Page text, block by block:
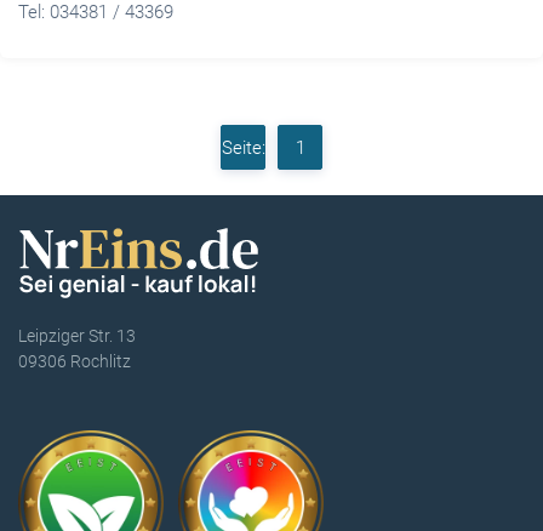
Tel: 034381 / 43369
Seite: 1
Leipziger Str. 13
09306 Rochlitz